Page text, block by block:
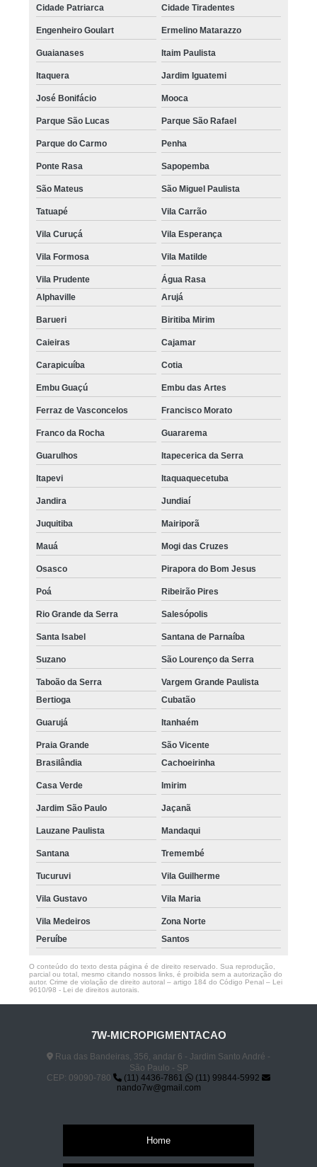
Cidade Patriarca Cidade Tiradentes
Engenheiro Goulart Ermelino Matarazzo
Guaianases Itaim Paulista
Itaquera Jardim Iguatemi
José Bonifácio Mooca
Parque São Lucas Parque São Rafael
Parque do Carmo Penha
Ponte Rasa Sapopemba
São Mateus São Miguel Paulista
Tatuapé Vila Carrão
Vila Curuçá Vila Esperança
Vila Formosa Vila Matilde
Vila Prudente
Água Rasa
Alphaville
Arujá
Barueri Biritiba Mirim
Caieiras Cajamar
Carapicuíba Cotia
Embu Guaçú Embu das Artes
Ferraz de Vasconcelos Francisco Morato
Franco da Rocha Guararema
Guarulhos Itapecerica da Serra
Itapevi Itaquaquecetuba
Jandira Jundiaí
Juquitiba Mairiporã
Mauá Mogi das Cruzes
Osasco Pirapora do Bom Jesus
Poá Ribeirão Pires
Rio Grande da Serra Salesópolis
Santa Isabel Santana de Parnaíba
Suzano São Lourenço da Serra
Taboão da Serra
Vargem Grande Paulista
Bertioga
Cubatão
Guarujá Itanhaém
Praia Grande
São Vicente
Brasilândia
Cachoeirinha
Casa Verde Imirim
Jardim São Paulo Jaçanã
Lauzane Paulista Mandaqui
Santana Tremembé
Tucuruvi Vila Guilherme
Vila Gustavo Vila Maria
Vila Medeiros
Zona Norte
Peruíbe
Santos
O conteúdo do texto desta página é de direito reservado. Sua reprodução,
parcial ou total, mesmo citando nossos links, é proibida sem a autorização do
autor. Crime de violação de direito autoral – artigo 184 do Código Penal – Lei
9610/98 - Lei de direitos autorais
7W-MICROPIGMENTACAO
Rua das Bandeiras, 356, andar 6 - Jardim Santo André -
São Paulo - SP
CEP: 09090-780
(11) 4436-7861
(11) 99844-5992
nando7w@gmail.com
Home